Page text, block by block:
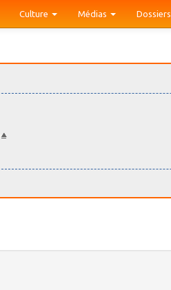
Culture Médias Dossiers